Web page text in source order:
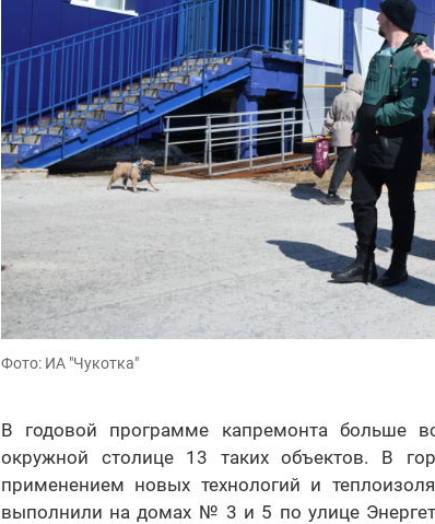
Фото: ИА "Чукотка"
В годовой программе капремонта больше
окружной столице 13 таких объектов. В
применением новых технологий и
выполнили на домах № 3 и 5 по улице